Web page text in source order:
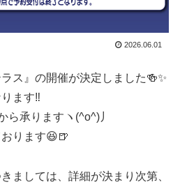
2026.06.01
ス』の開催が決定しました🍻✨
ます‼️
ら承りますヽ(^o^)丿
ります😆🍺
ましては、詳細が決まり次第、